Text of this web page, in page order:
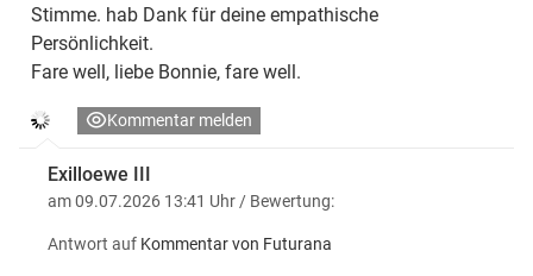
Stimme. hab Dank für deine empathische
Persönlichkeit.
Fare well, liebe Bonnie, fare well.
Kommentar melden
Exilloewe III
am 09.07.2026 13:41 Uhr / Bewertung:
Antwort auf Kommentar von Futurana